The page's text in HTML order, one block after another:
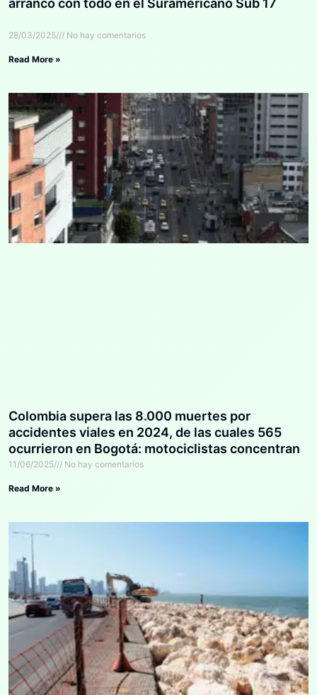
arrancó con todo en el Suramericano Sub 17
28/03/2025 No hay comentarios
Read More »
Colombia supera las 8.000 muertes por
accidentes viales en 2024, de las cuales 565
ocurrieron en Bogotá: motociclistas concentran
el 62% de las víctimas
11/06/2025 No hay comentarios
Read More »